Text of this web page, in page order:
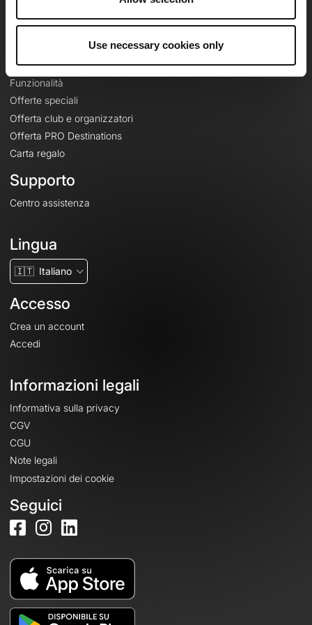
Use necessary cookies only
Le Mag'
Mappe di base topografiche
Funzionalità
Offerte speciali
Offerta club e organizzatori
Offerta PRO Destinations
Carta regalo
Supporto
Centro assistenza
Lingua
🇮🇹 Italiano
Accesso
Crea un account
Accedi
Informazioni legali
Informativa sulla privacy
CGV
CGU
Note legali
Impostazioni dei cookie
Seguici